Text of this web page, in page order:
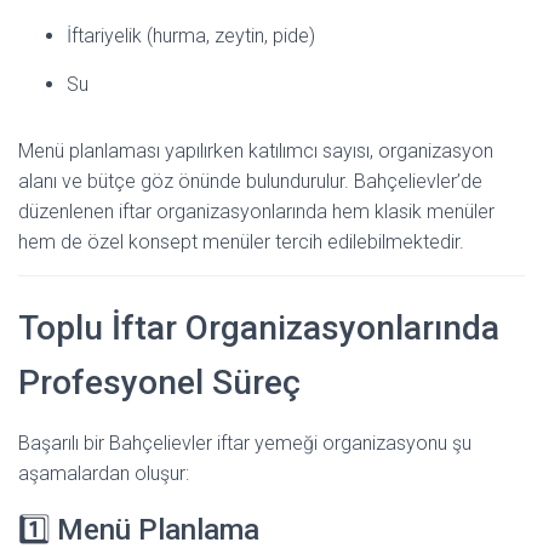
İftariyelik (hurma, zeytin, pide)
Su
Menü planlaması yapılırken katılımcı sayısı, organizasyon
alanı ve bütçe göz önünde bulundurulur. Bahçelievler’de
düzenlenen iftar organizasyonlarında hem klasik menüler
hem de özel konsept menüler tercih edilebilmektedir.
Toplu İftar Organizasyonlarında
Profesyonel Süreç
Başarılı bir Bahçelievler iftar yemeği organizasyonu şu
aşamalardan oluşur:
1️⃣ Menü Planlama